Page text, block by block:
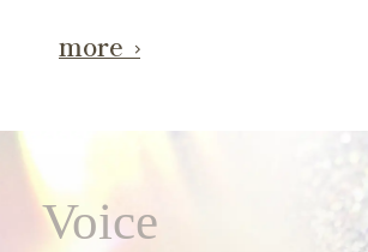
more
Voice